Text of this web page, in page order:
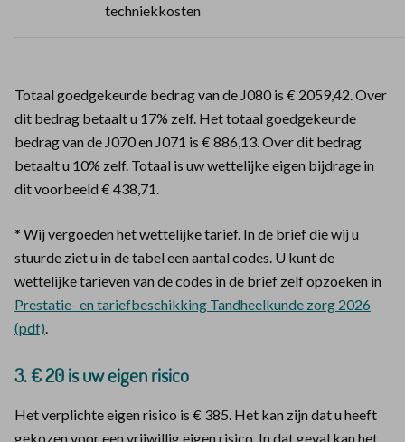
techniekkosten
Totaal goedgekeurde bedrag van de J080 is € 2059,42. Over
dit bedrag betaalt u 17% zelf. Het totaal goedgekeurde
bedrag van de J070 en J071 is € 886,13. Over dit bedrag
betaalt u 10% zelf. Totaal is uw wettelijke eigen bijdrage in
dit voorbeeld € 438,71.
* Wij vergoeden het wettelijke tarief. In de brief die wij u
stuurde ziet u in de tabel een aantal codes. U kunt de
wettelijke tarieven van de codes in de brief zelf opzoeken in
Prestatie- en tariefbeschikking Tandheelkunde zorg 2026
(pdf).
3. € 20 is uw eigen risico
Het verplichte eigen risico is € 385. Het kan zijn dat u heeft
gekozen voor een vrijwillig eigen risico. In dat geval kan het